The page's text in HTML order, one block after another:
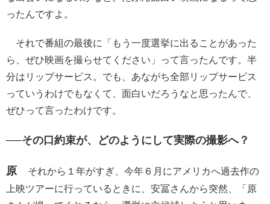
ったんですよ。
それで番組の最後に「もう一度選挙に出ることがあった
ら、ぜひ映画を撮らせてください」って言ったんです。半
分はリップサービス。でも、あながち全部リップサービス
っていうわけでもなくて、面白いだろうなと思ったんで、
ぜひって言ったわけです。
──その口約束が、どのようにして実際の撮影へ？
原
それから１年がすぎ、今年６月にアメリカへ過去作の
上映ツアーに行っているときに、安冨さんから突然、「原